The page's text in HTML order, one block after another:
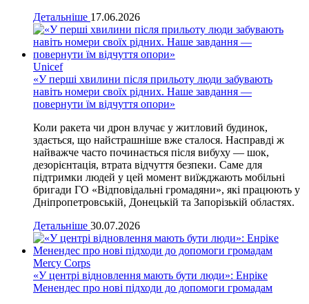
Детальніше 17.06.2026
Unicef
«У перші хвилини після прильоту люди забувають
навіть номери своїх рідних. Наше завдання —
повернути їм відчуття опори»
Коли ракета чи дрон влучає у житловий будинок,
здається, що найстрашніше вже сталося. Насправді ж
найважче часто починається після вибуху — шок,
дезорієнтація, втрата відчуття безпеки. Саме для
підтримки людей у цей момент виїжджають мобільні
бригади ГО «Відповідальні громадяни», які працюють у
Дніпропетровській, Донецькій та Запорізькій областях.
Детальніше 30.07.2026
Mercy Corps
«У центрі відновлення мають бути люди»: Енріке
Менендес про нові підходи до допомоги громадам